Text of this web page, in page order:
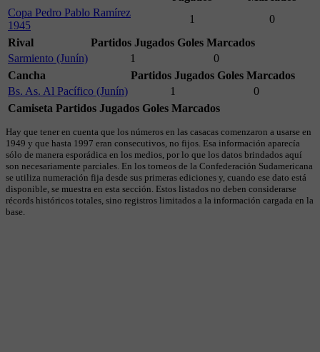
Copa Pedro Pablo Ramírez
1945
1
0
Rival
Partidos Jugados Goles Marcados
Sarmiento (Junín)
1
0
Cancha
Partidos Jugados Goles Marcados
Bs. As. Al Pacífico (Junín)
1
0
Camiseta Partidos Jugados Goles Marcados
Hay que tener en cuenta que los números en las casacas comenzaron a usarse en
1949 y que hasta 1997 eran consecutivos, no fijos. Esa información aparecía
sólo de manera esporádica en los medios, por lo que los datos brindados aquí
son necesariamente parciales. En los torneos de la Confederación Sudamericana
se utiliza numeración fija desde sus primeras ediciones y, cuando ese dato está
disponible, se muestra en esta sección. Estos listados no deben considerarse
récords históricos totales, sino registros limitados a la información cargada en la
base.